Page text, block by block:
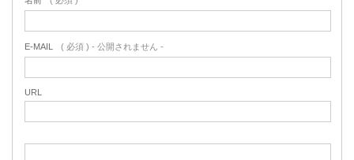
E-MAIL ( 必須 ) - 公開されません -
URL